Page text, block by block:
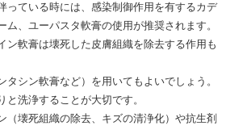
ている時には、 感染制御作用を有するカデ
ム、ユーパスタ軟膏の使用が推奨されます。
ン軟膏は壊死した皮膚組織を除去する作用も
タシン軟膏など）を用いてもよいでしょう。
洗浄することが大切です。
（壊死組織の除去、キズの清浄化）や抗生剤